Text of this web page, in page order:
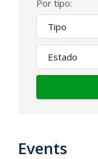
Por tipo:
Events